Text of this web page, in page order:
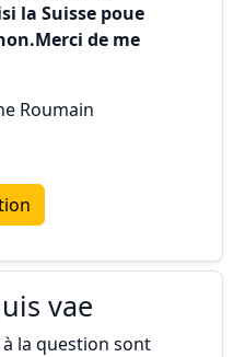
la Suisse poue
de me
Roumain
vae
la question sont